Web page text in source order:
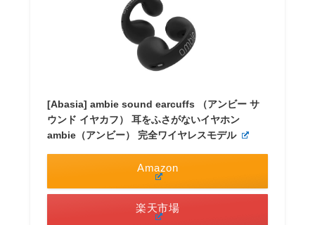
[Abasia] ambie sound earcuffs （アンビー サ
ウンド イヤカフ） 耳をふさがないイヤホン
ambie（アンビー） 完全ワイヤレスモデル
Amazon
楽天市場